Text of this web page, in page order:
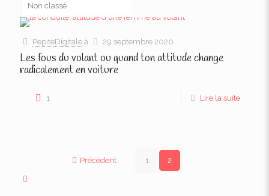
Non classé
PepiteDigitale à 29 septembre 2020
Les fous du volant ou quand ton attitude change
radicalement en voiture
1 Lire la suite
Précédent 1 2